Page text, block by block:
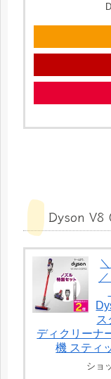
Dyson V8
ス
ディクリーナ
機 スティ
ショ